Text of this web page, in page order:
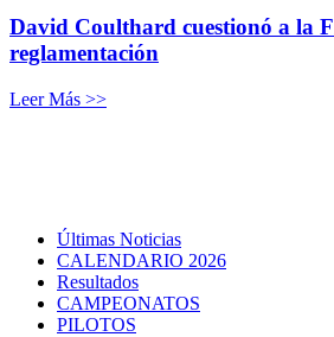
David Coulthard cuestionó a la
reglamentación
Leer Más >>
Últimas Noticias
CALENDARIO 2026
Resultados
CAMPEONATOS
PILOTOS